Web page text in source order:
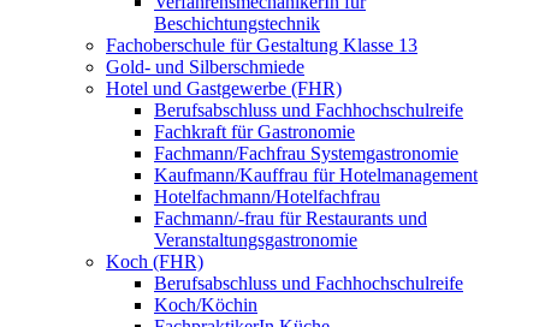
Beschichtungstechnik
Fachoberschule für Gestaltung Klasse 13
Gold- und Silberschmiede
Hotel und Gastgewerbe (FHR)
Berufsabschluss und Fachhochschulreife
Fachkraft für Gastronomie
Fachmann/Fachfrau Systemgastronomie
Kaufmann/Kauffrau für Hotelmanagement
Hotelfachmann/Hotelfachfrau
Fachmann/-frau für Restaurants und
Veranstaltungsgastronomie
Koch (FHR)
Berufsabschluss und Fachhochschulreife
Koch/Köchin